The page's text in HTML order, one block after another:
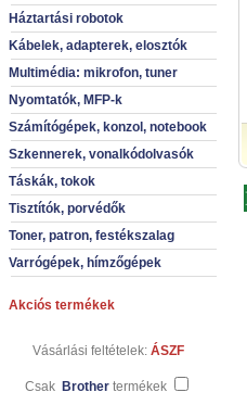
Háztartási robotok
Kábelek, adapterek, elosztók
Multimédia: mikrofon, tuner
Nyomtatók, MFP-k
Számítógépek, konzol, notebook
Szkennerek, vonalkódolvasók
Táskák, tokok
Tisztítók, porvédők
Toner, patron, festékszalag
Varrógépek, hímzőgépek
Akciós termékek
Vásárlási feltételek: ÁSZF
Csak Brother termékek